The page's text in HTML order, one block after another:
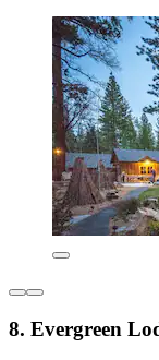
8. Evergreen